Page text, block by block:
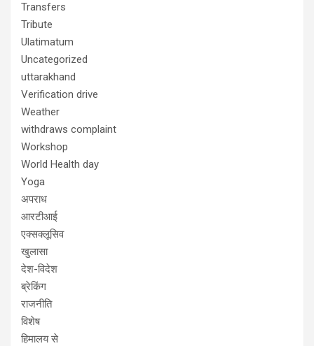
Transfers
Tribute
Ulatimatum
Uncategorized
uttarakhand
Verification drive
Weather
withdraws complaint
Workshop
World Health day
Yoga
अपराध
आरटीआई
एक्सक्लूसिव
खुलासा
देश-विदेश
ब्रेकिंग
राजनीति
विशेष
हिमालय से